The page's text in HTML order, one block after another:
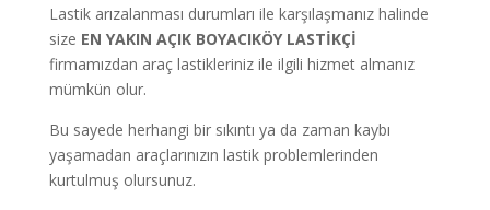
Lastik arızalanması durumları ile karşılaşmanız halinde
size EN YAKIN AÇIK BOYACIKÖY LASTİKÇİ
firmamızdan araç lastikleriniz ile ilgili hizmet almanız
mümkün olur.
Bu sayede herhangi bir sıkıntı ya da zaman kaybı
yaşamadan araçlarınızın lastik problemlerinden
kurtulmuş olursunuz.